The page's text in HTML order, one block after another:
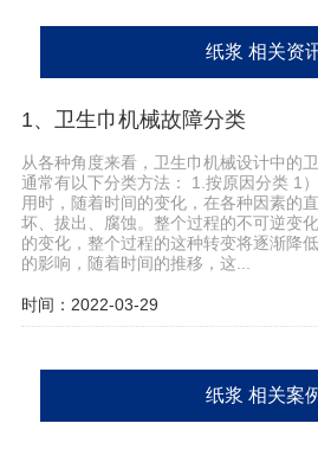
纸浆 相关资
1、卫生巾机械故障分类
从各种角度来看，卫生巾机械设计中的
通常有以下分类方法： 1.按原因分类 1
用时，随着时间的变化，在各种因素的
坏、拔出、腐蚀。整个过程的不可逆变
的变化，整个过程的这种转变将逐渐降
的影响，随着时间的推移，这...
时间：2022-03-29
纸浆 相关案